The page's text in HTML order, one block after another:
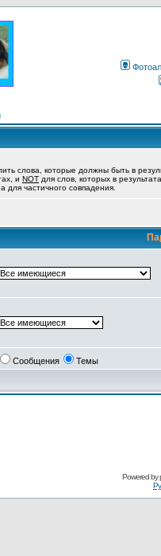
слова, которые должны быть в
и NOT для слов, которых в
для частичного совпадения.
Сообщения Темы
Powered by